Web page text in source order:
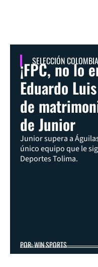
SELECCIÓN COLOMBIA
¡FPC, no lo
Eduardo
de
de Junior
Junior supera a
único equipo que le
Deportes Tolima.
POR: WIN SPORTS